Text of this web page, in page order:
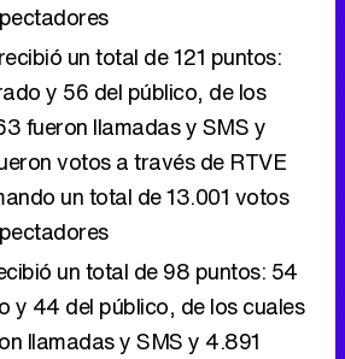
recibió un total de 121 puntos:
y 56 del público, de los
fueron llamadas y SMS y
votos a través de RTVE
un total de 13.001 votos
un total de 98 puntos: 54
y 44 del público, de los cuales
llamadas y SMS y 4.891